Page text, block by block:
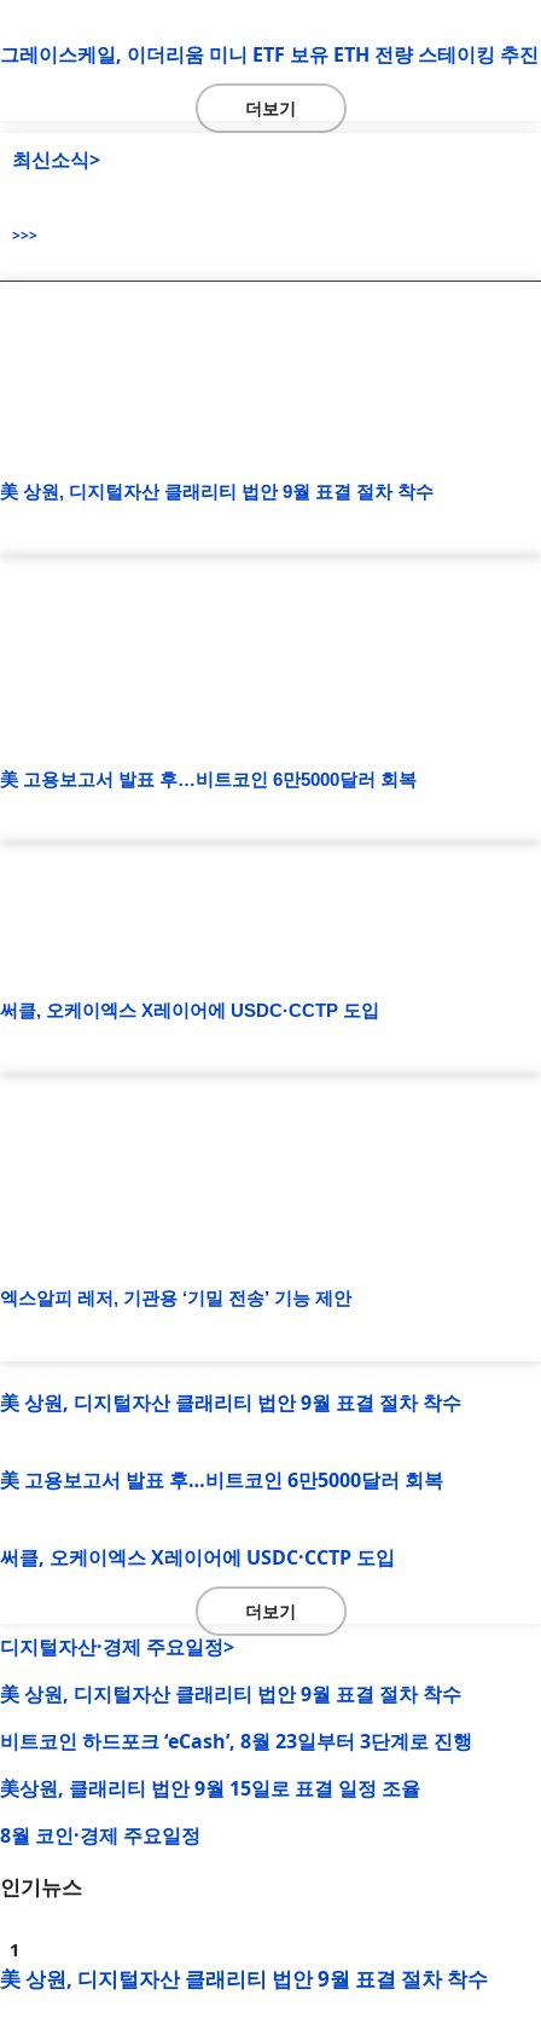
그레이스케일, 이더리움 미니 ETF 보유 ETH 전량 스테이킹 추진
더보기
최신소식>
>>>
美 상원, 디지털자산 클래리티 법안 9월 표결 절차 착수
美 고용보고서 발표 후…비트코인 6만5000달러 회복
써클, 오케이엑스 X레이어에 USDC·CCTP 도입
엑스알피 레저, 기관용 ‘기밀 전송’ 기능 제안
美 상원, 디지털자산 클래리티 법안 9월 표결 절차 착수
美 고용보고서 발표 후…비트코인 6만5000달러 회복
써클, 오케이엑스 X레이어에 USDC·CCTP 도입
더보기
디지털자산·경제 주요일정>
美 상원, 디지털자산 클래리티 법안 9월 표결 절차 착수
비트코인 하드포크 ‘eCash’, 8월 23일부터 3단계로 진행
美상원, 클래리티 법안 9월 15일로 표결 일정 조율
8월 코인·경제 주요일정
인기뉴스
美 상원, 디지털자산 클래리티 법안 9월 표결 절차 착수